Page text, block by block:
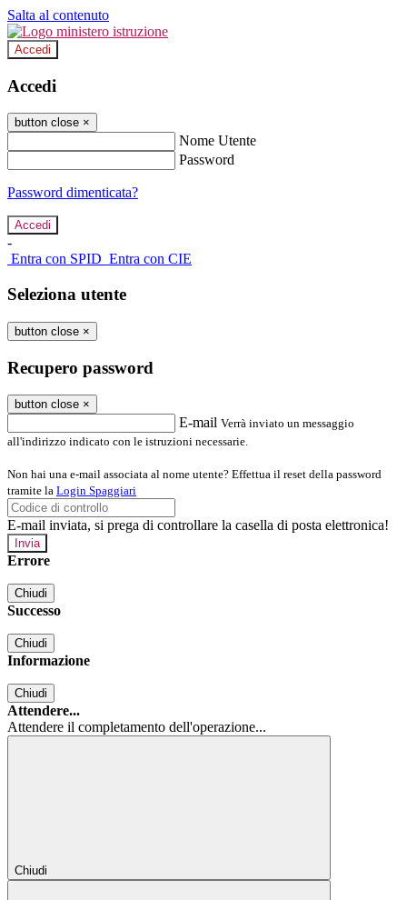
Salta al contenuto
Accedi
Accedi
button close ×
Nome Utente
Password
Password dimenticata?
-
Entra con SPID Entra con CIE
Seleziona utente
button close ×
Recupero password
button close ×
E-mail Verrà inviato un messaggio
all'indirizzo indicato con le istruzioni necessarie.
Non hai una e-mail associata al nome utente? Effettua il reset della password
tramite la Login Spaggiari
E-mail inviata, si prega di controllare la casella di posta elettronica!
Errore
Chiudi
Successo
Chiudi
Informazione
Chiudi
Attendere...
Attendere il completamento dell'operazione...
Chiudi